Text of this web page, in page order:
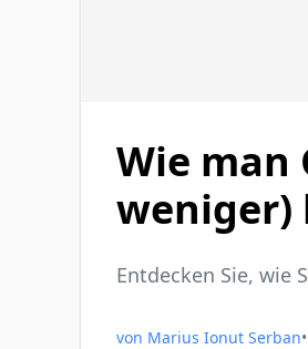
Wie
Entdecken Sie, wie
von Marius Ionut Serban•